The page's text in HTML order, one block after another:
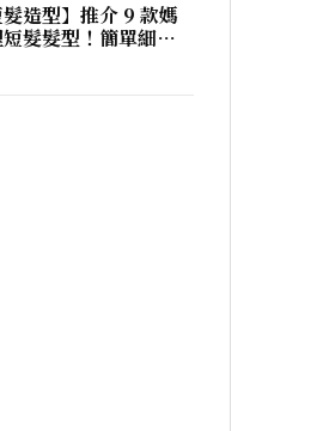
髮造型】推介 9 款媽
髮髮型！簡單細節